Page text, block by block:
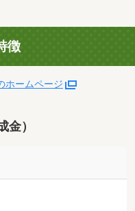
徴
ホームページ
金）